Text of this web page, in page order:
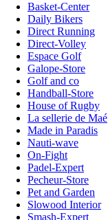
Basket-Center
Daily Bikers
Direct Running
Direct-Volley
Espace Golf
Galope-Store
Golf and co
Handball-Store
House of Rugby
La sellerie de Maé
Made in Paradis
Nauti-wave
On-Fight
Padel-Expert
Pecheur-Store
Pet and Garden
Slowood Interior
Smash-Expert